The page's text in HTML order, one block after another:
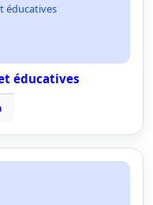
éducatives
éducatives